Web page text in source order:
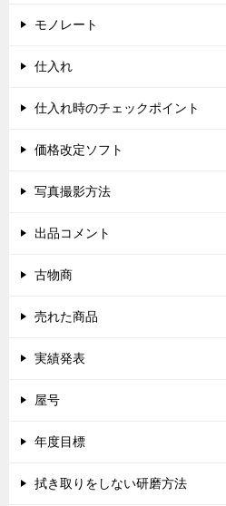
モノレート
仕入れ
仕入れ時のチェックポイント
価格改定ソフト
写真撮影方法
出品コメント
古物商
売れた商品
実績発表
屋号
年度目標
拭き取りをしない研磨方法